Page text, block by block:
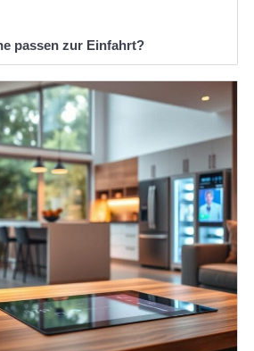
passen zur Einfahrt?